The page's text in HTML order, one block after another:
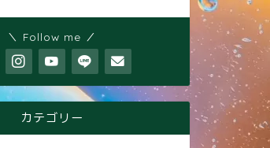
＼ Follow me ／
カテゴリー